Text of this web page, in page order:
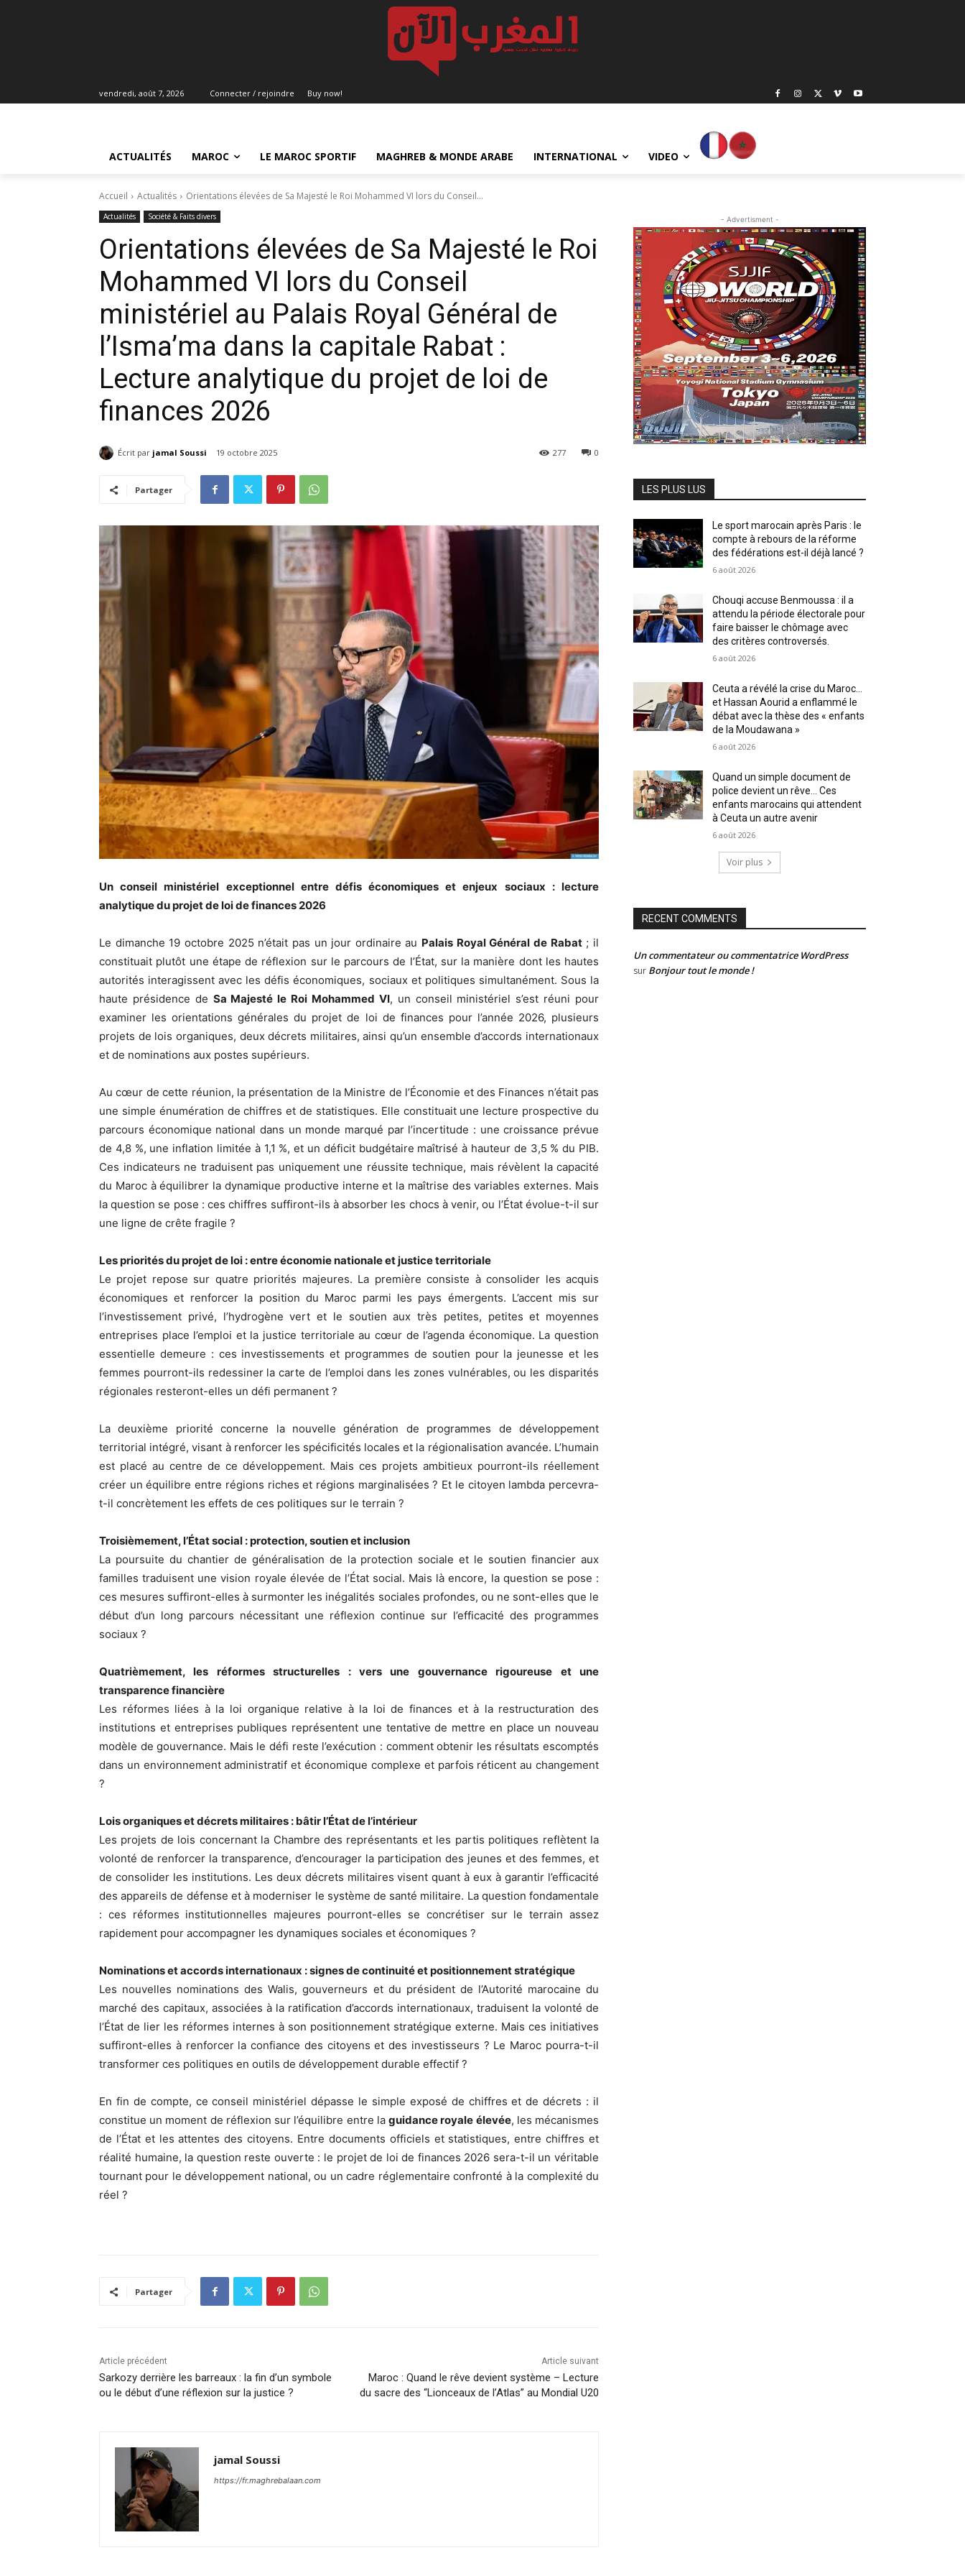
vendredi, août 7, 2026 Connecter / rejoindre Buy now!
ACTUALITÉS MAROC LE MAROC SPORTIF MAGHREB & MONDE ARABE INTERNATIONAL VIDEO
Accueil Actualités Orientations élevées de Sa Majesté le Roi Mohammed VI lors du Conseil...
Actualités Société & Faits divers
Orientations élevées de Sa Majesté le Roi
Mohammed VI lors du Conseil
ministériel au Palais Royal Général de
l’Isma’ma dans la capitale Rabat :
Lecture analytique du projet de loi de
finances 2026
Écrit par jamal Soussi 19 octobre 2025 0
277
Partager
Un conseil ministériel exceptionnel entre défis économiques et enjeux sociaux : lecture
analytique du projet de loi de finances 2026
Le dimanche 19 octobre 2025 n’était pas un jour ordinaire au Palais Royal Général de Rabat; il
constituait plutôt une étape de réflexion sur le parcours de l’État, sur la manière dont les hautes
autorités interagissent avec les défis économiques, sociaux et politiques simultanément. Sous la
haute présidence de Sa Majesté le Roi Mohammed VI, un conseil ministériel s’est réuni pour
examiner les orientations générales du projet de loi de finances pour l’année 2026, plusieurs
projets de lois organiques, deux décrets militaires, ainsi qu’un ensemble d’accords internationaux
et de nominations aux postes supérieurs.
Au cœur de cette réunion, la présentation de la Ministre de l’Économie et des Finances n’était pas
une simple énumération de chiffres et de statistiques. Elle constituait une lecture prospective du
parcours économique national dans un monde marqué par l’incertitude : une croissance prévue
de 4,8 %, une inflation limitée à 1,1 %, et un déficit budgétaire maîtrisé à hauteur de 3,5 % du PIB.
Ces indicateurs ne traduisent pas uniquement une réussite technique, mais révèlent la capacité
du Maroc à équilibrer la dynamique productive interne et la maîtrise des variables externes. Mais
la question se pose : ces chiffres suffiront-ils à absorber les chocs à venir, ou l’État évolue-t-il sur
une ligne de crête fragile ?
Les priorités du projet de loi : entre économie nationale et justice territoriale
Le projet repose sur quatre priorités majeures. La première consiste à consolider les acquis
économiques et renforcer la position du Maroc parmi les pays émergents. L’accent mis sur
l’investissement privé, l’hydrogène vert et le soutien aux très petites, petites et moyennes
entreprises place l’emploi et la justice territoriale au cœur de l’agenda économique. La question
essentielle demeure : ces investissements et programmes de soutien pour la jeunesse et les
femmes pourront-ils redessiner la carte de l’emploi dans les zones vulnérables, ou les disparités
régionales resteront-elles un défi permanent ?
La deuxième priorité concerne la nouvelle génération de programmes de développement
territorial intégré, visant à renforcer les spécificités locales et la régionalisation avancée. L’humain
est placé au centre de ce développement. Mais ces projets ambitieux pourront-ils réellement
créer un équilibre entre régions riches et régions marginalisées ? Et le citoyen lambda percevra-
t-il concrètement les effets de ces politiques sur le terrain ?
Troisièmement, l’État social : protection, soutien et inclusion
La poursuite du chantier de généralisation de la protection sociale et le soutien financier aux
familles traduisent une vision royale élevée de l’État social. Mais là encore, la question se pose :
ces mesures suffiront-elles à surmonter les inégalités sociales profondes, ou ne sont-elles que le
début d’un long parcours nécessitant une réflexion continue sur l’efficacité des programmes
sociaux ?
Quatrièmement, les réformes structurelles : vers une gouvernance rigoureuse et une
transparence financière
Les réformes liées à la loi organique relative à la loi de finances et à la restructuration des
institutions et entreprises publiques représentent une tentative de mettre en place un nouveau
modèle de gouvernance. Mais le défi reste l’exécution : comment obtenir les résultats escomptés
dans un environnement administratif et économique complexe et parfois réticent au changement
?
Lois organiques et décrets militaires : bâtir l’État de l’intérieur
Les projets de lois concernant la Chambre des représentants et les partis politiques reflètent la
volonté de renforcer la transparence, d’encourager la participation des jeunes et des femmes, et
de consolider les institutions. Les deux décrets militaires visent quant à eux à garantir l’efficacité
des appareils de défense et à moderniser le système de santé militaire. La question fondamentale
: ces réformes institutionnelles majeures pourront-elles se concrétiser sur le terrain assez
rapidement pour accompagner les dynamiques sociales et économiques ?
Nominations et accords internationaux : signes de continuité et positionnement stratégique
Les nouvelles nominations des Walis, gouverneurs et du président de l’Autorité marocaine du
marché des capitaux, associées à la ratification d’accords internationaux, traduisent la volonté de
l’État de lier les réformes internes à son positionnement stratégique externe. Mais ces initiatives
suffiront-elles à renforcer la confiance des citoyens et des investisseurs ? Le Maroc pourra-t-il
transformer ces politiques en outils de développement durable effectif ?
En fin de compte, ce conseil ministériel dépasse le simple exposé de chiffres et de décrets : il
constitue un moment de réflexion sur l’équilibre entre laguidance royale élevée, les mécanismes
de l’État et les attentes des citoyens. Entre documents officiels et statistiques, entre chiffres et
réalité humaine, la question reste ouverte : le projet de loi de finances 2026 sera-t-il un véritable
tournant pour le développement national, ou un cadre réglementaire confronté à la complexité du
réel ?
Partager
Article précédent
Sarkozy derrière les barreaux : la fin d’un symbole
ou le début d’une réflexion sur la justice ?
Article suivant
Maroc : Quand le rêve devient système – Lecture
du sacre des “Lionceaux de l’Atlas” au Mondial U20
jamal Soussi
https://fr.maghrebalaan.com
- Advertisment -
LES PLUS LUS
Le sport marocain après Paris : le
compte à rebours de la réforme
des fédérations est-il déjà lancé ?
6 août 2026
Chouqi accuse Benmoussa : il a
attendu la période électorale pour
faire baisser le chômage avec
des critères controversés.
6 août 2026
Ceuta a révélé la crise du Maroc…
et Hassan Aourid a enflammé le
débat avec la thèse des « enfants
de la Moudawana »
6 août 2026
Quand un simple document de
police devient un rêve… Ces
enfants marocains qui attendent
à Ceuta un autre avenir
6 août 2026
Voir plus
RECENT COMMENTS
Un commentateur ou commentatrice WordPress
sur Bonjour tout le monde !